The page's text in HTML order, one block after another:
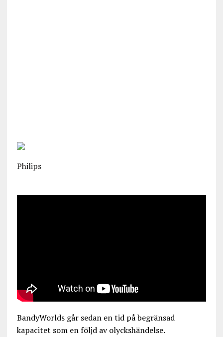
Philips
BandyWorlds går sedan en tid på begränsad
kapacitet som en följd av olyckshändelse.